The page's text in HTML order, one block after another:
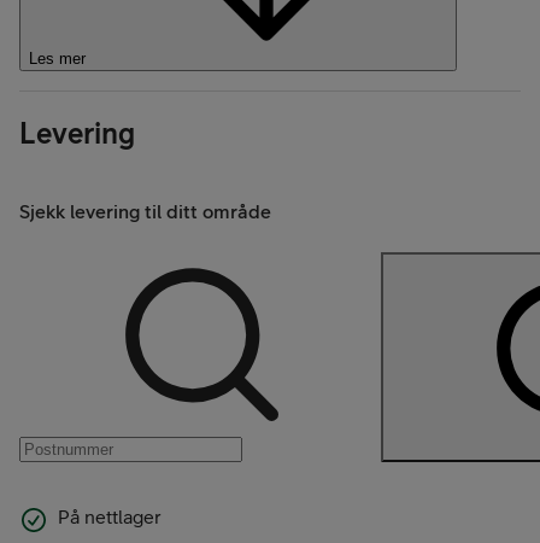
Les mer
Levering
Sjekk levering til ditt område
På nettlager